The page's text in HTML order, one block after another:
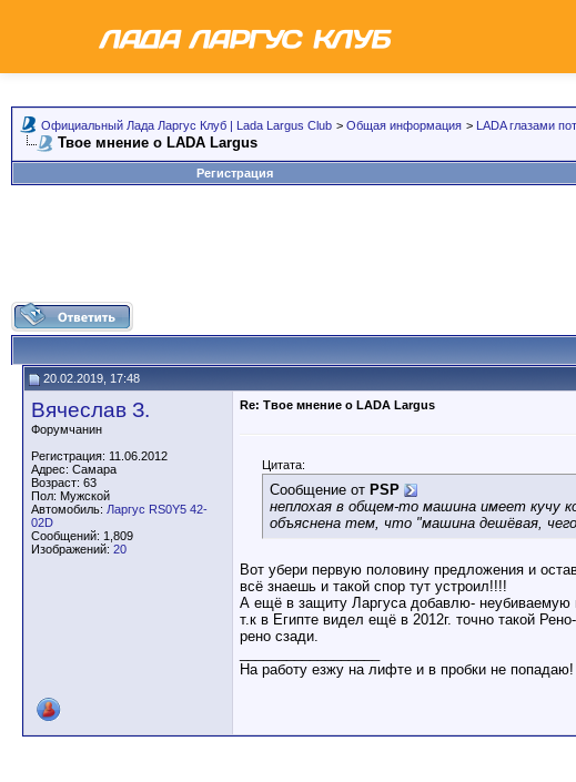
Официальный Лада Ларгус Клуб | Lada Largus Club > Общая информация > LADA глазами
Твое мнение о LADA Largus
Регистрация
20.02.2019, 17:48
Вячеслав З.
Форумчанин
Регистрация: 11.06.2012
Адрес: Самара
Возраст: 63
Пол: Мужской
Автомобиль: Ларгус RS0Y5 42-
02D
Сообщений: 1,809
Изображений: 20
Re: Твое мнение о LADA Largus
Цитата:
Сообщение от PSP
неплохая в общем-то машина имеет кучу
объяснена тем, что "машина дешёвая,
Вот убери первую половину предложения и
всё знаешь и такой спор тут устроил!!!!
А ещё в защиту Ларгуса добавлю- неубиваемую
т.к в Египте видел ещё в 2012г. точно такой
рено сзади.
На работу езжу на лифте и в пробки не попадаю!